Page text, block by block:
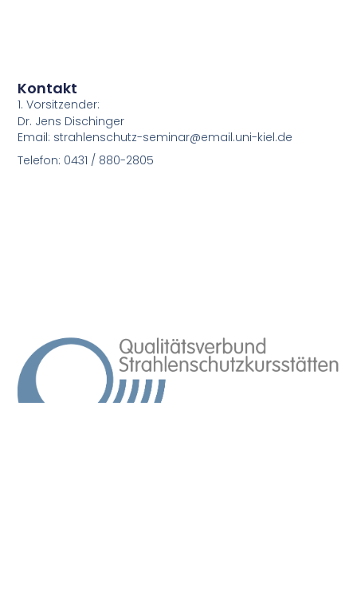
Kontakt
1. Vorsitzender:
Dr. Jens Dischinger
Email: strahlenschutz-seminar@email.uni-kiel.de
Telefon: 0431 / 880-2805